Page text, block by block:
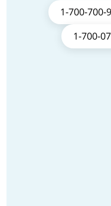
1-700-700-
1-700-